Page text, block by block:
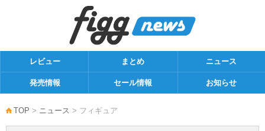
レビュー まとめ ニュース
発売情報 セール情報 お知らせ
TOP > ニュース > フィギュア